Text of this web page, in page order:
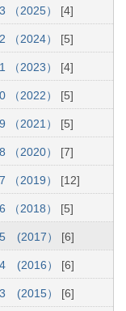
（2025） [4]
（2024） [5]
（2023） [4]
（2022） [5]
（2021） [5]
（2020） [7]
（2019） [12]
（2018） [5]
(2017） [6]
(2016） [6]
(2015） [6]